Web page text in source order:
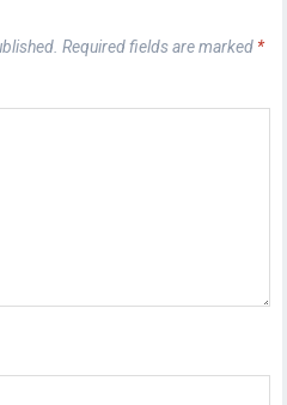
Required fields are marked *